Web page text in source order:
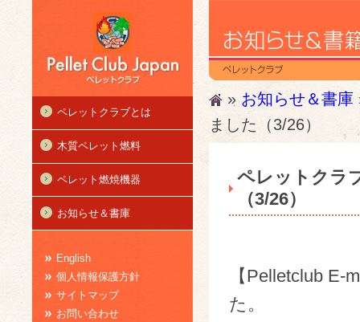
» お知らせ＆書庫
ました（3/26）
ペレットクラ
（3/26）
【Pelletclub
た。
ペレットクラブとは
木質ペレット燃料
ペレット燃焼機器
お知らせ＆書庫
English
個人情報保護方針
サイトマップ
お問い合わせ